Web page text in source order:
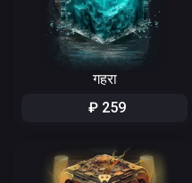
गहरा
₽ 259